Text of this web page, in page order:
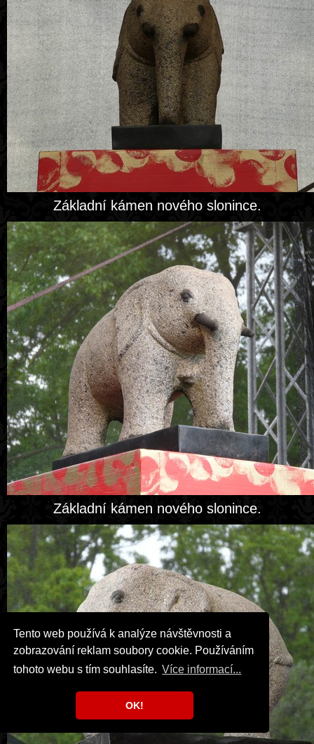
Tento web používá k analýze návštěvnosti a
zobrazování reklam soubory cookie. Používáním
tohoto webu s tím souhlasíte. Více informací...
OK!
Základní kámen nového slonince.
Základní kámen nového slonince.